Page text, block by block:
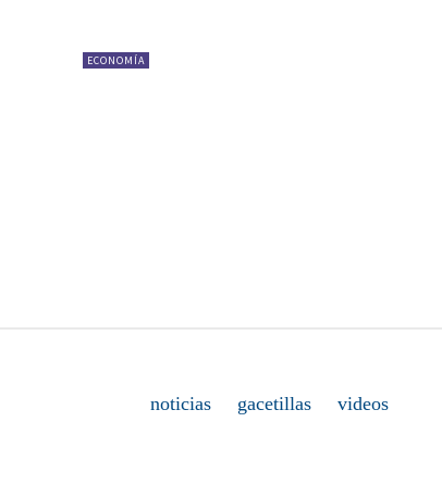
ECONOMÍA
noticias gacetillas videos